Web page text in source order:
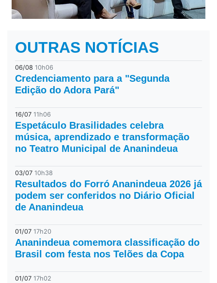
OUTRAS NOTÍCIAS
06/08 10h06
Credenciamento para a "Segunda
Edição do Adora Pará"
16/07 11h06
Espetáculo Brasilidades celebra
música, aprendizado e transformação
no Teatro Municipal de Ananindeua
03/07 10h38
Resultados do Forró Ananindeua 2026 já
podem ser conferidos no Diário Oficial
de Ananindeua
01/07 17h20
Ananindeua comemora classificação do
Brasil com festa nos Telões da Copa
01/07 17h02